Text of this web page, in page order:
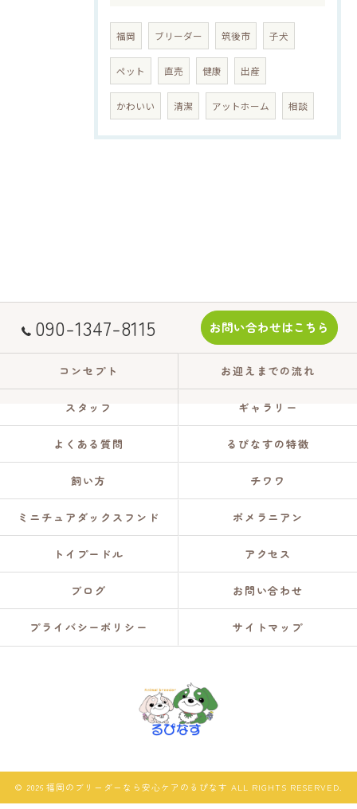
福岡 ブリーダー 筑後市 子犬
ペット 直売 健康 出産
かわいい 清潔 アットホーム 相談
090-1347-8115 お問い合わせはこちら
コンセプト お迎えまでの流れ
スタッフ ギャラリー
よくある質問 るぴなすの特徴
飼い方 チワワ
ミニチュアダックスフンド ポメラニアン
トイプードル アクセス
ブログ お問い合わせ
プライバシーポリシー サイトマップ
© 2026 福岡のブリーダーなら安心ケアのるぴなす ALL RIGHTS RESERVED.